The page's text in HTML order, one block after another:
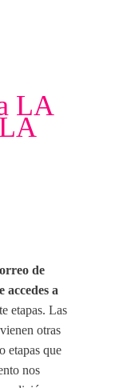
LA
de
accedes a
etapas. Las
otras
etapas que
nos